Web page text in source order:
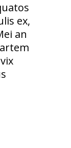
ex,
an